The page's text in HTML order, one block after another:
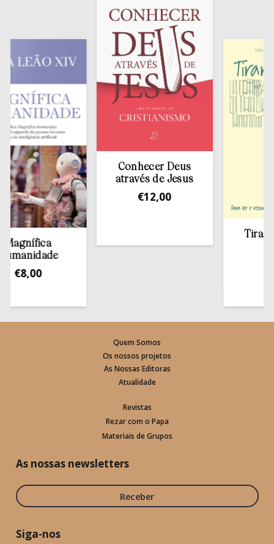
8,00
Conhecer Deus
através de Jesus
12,00
Tirar a
Quem Somos
Os nossos projetos
As Nossas Editoras
Atualidade
Revistas
Rezar com o Papa
Materiais de Grupos
As nossas newsletters
Receber
Siga-nos